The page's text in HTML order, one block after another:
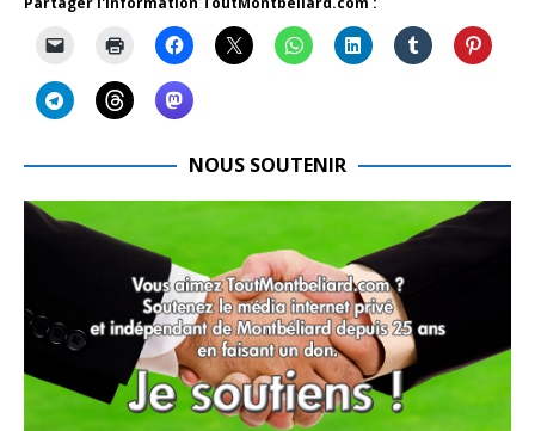
NOUS SOUTENIR